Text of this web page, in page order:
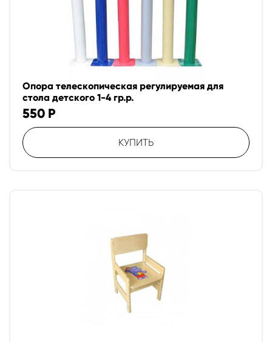
Опора телескопическая регулируемая для
стола детского 1-4 гр.р.
550 Р
КУПИТЬ